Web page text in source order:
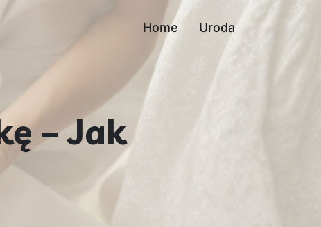
Home Uroda
– Jak